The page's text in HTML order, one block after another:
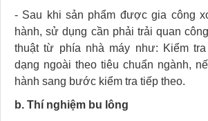
- Sau khi sản phẩm được gia công
hành, sử dụng cần phải trải quan
thuật từ phía nhà máy như: Kiểm
dạng ngoài theo tiêu chuẩn ngành,
hành sang bước kiểm tra tiếp theo.
b. Thí nghiệm bu lông